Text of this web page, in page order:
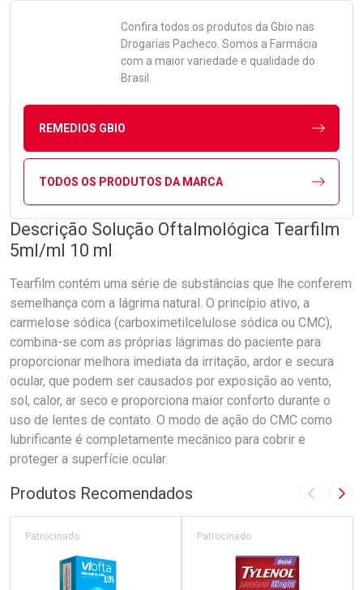
Confira todos os produtos da Gbio nas
Drogarias Pacheco. Somos a Farmácia
com a maior variedade e qualidade do
Brasil.
REMEDIOS GBIO
TODOS OS PRODUTOS DA MARCA
Descrição Solução Oftalmológica Tearfilm
5ml/ml 10 ml
Tearfilm contém uma série de substâncias que lhe conferem
semelhança com a lágrima natural. O princípio ativo, a
carmelose sódica (carboximetilcelulose sódica ou CMC),
combina-se com as próprias lágrimas do paciente para
proporcionar melhora imediata da irritação, ardor e secura
ocular, que podem ser causados por exposição ao vento,
sol, calor, ar seco e proporciona maior conforto durante o
uso de lentes de contato. O modo de ação do CMC como
lubrificante é completamente mecânico para cobrir e
proteger a superfície ocular.
Produtos Recomendados Imagem
Patrocinado Patrocinado